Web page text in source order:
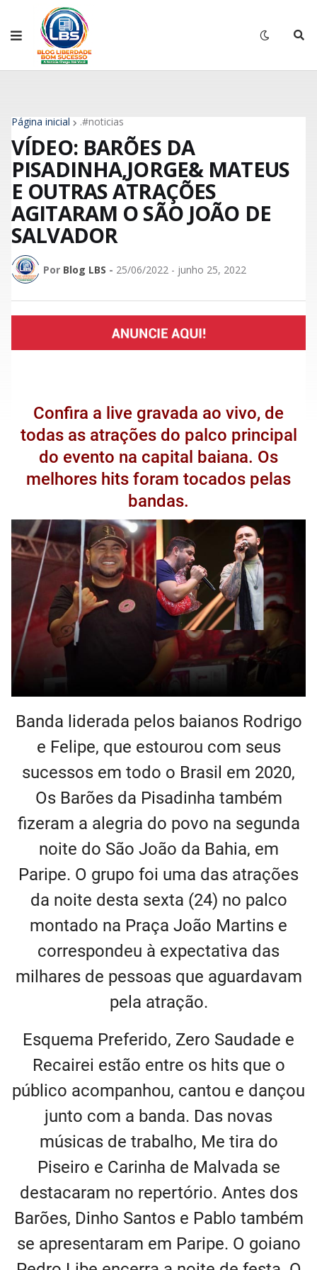
Página inicial .#noticias
VÍDEO: BARÕES DA
PISADINHA,JORGE& MATEUS
E OUTRAS ATRAÇÕES
AGITARAM O SÃO JOÃO DE
SALVADOR
Por Blog LBS - 25/06/2022 - junho 25, 2022
Confira a live gravada ao vivo, de
todas as atrações do palco principal
do evento na capital baiana. Os
melhores hits foram tocados pelas
bandas.
Banda liderada pelos baianos Rodrigo
e Felipe, que estourou com seus
sucessos em todo o Brasil em 2020,
Os Barões da Pisadinha também
fizeram a alegria do povo na segunda
noite do São João da Bahia, em
Paripe. O grupo foi uma das atrações
da noite desta sexta (24) no palco
montado na Praça João Martins e
correspondeu à expectativa das
milhares de pessoas que aguardavam
pela atração.
Esquema Preferido, Zero Saudade e
Recairei estão entre os hits que o
público acompanhou, cantou e dançou
junto com a banda. Das novas
músicas de trabalho, Me tira do
Piseiro e Carinha de Malvada se
destacaram no repertório. Antes dos
Barões, Dinho Santos e Pablo também
se apresentaram em Paripe. O goiano